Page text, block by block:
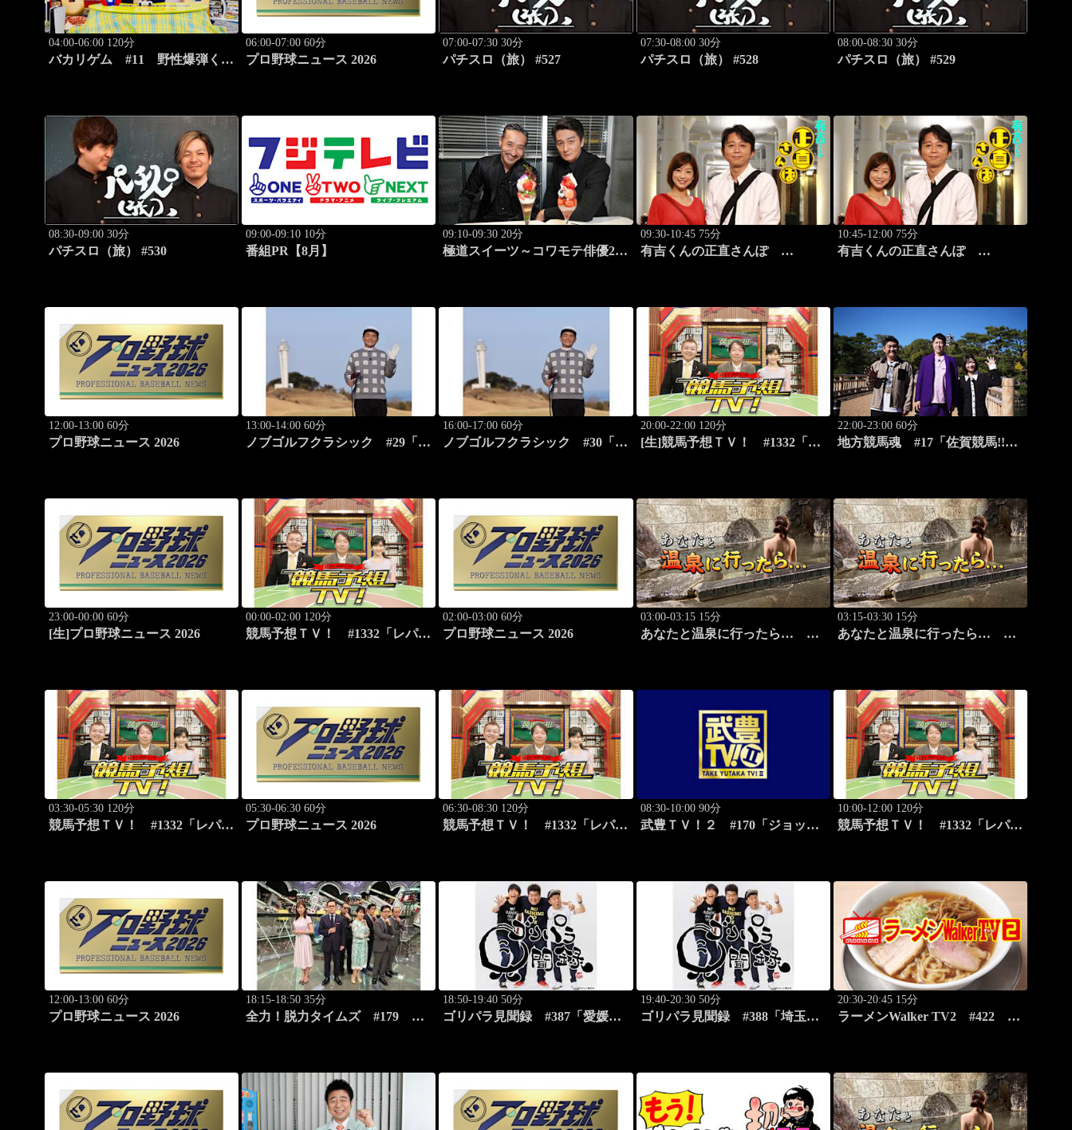
04:00-06:00 120分
バカリゲム #11 野性爆弾くっ
06:00-07:00 60分
プロ野球ニュース 2026
07:00-07:30 30分
パチスロ（旅） #527
07:30-08:00 30分
パチスロ（旅） #528
08:00-08:30 30分
パチスロ（旅） #529
08:30-09:00 30分
パチスロ（旅） #530
09:00-09:10 10分
番組PR【8月】
09:10-09:30 20分
極道スイーツ～コワモテ俳優2人
09:30-10:45 75分
有吉くんの正直さんぽ
10:45-12:00 75分
有吉くんの正直さんぽ
12:00-13:00 60分
プロ野球ニュース 2026
13:00-14:00 60分
ノブゴルフクラシック #29「清
16:00-17:00 60分
ノブゴルフクラシック #30「富
20:00-22:00 120分
[生]競馬予想ＴＶ！ #1332「レ
22:00-23:00 60分
地方競馬魂 #17「佐賀競馬!!九
23:00-00:00 60分
[生]プロ野球ニュース 2026
00:00-02:00 120分
競馬予想ＴＶ！ #1332「レパー
02:00-03:00 60分
プロ野球ニュース 2026
03:00-03:15 15分
あなたと温泉に行ったら…
03:15-03:30 15分
あなたと温泉に行ったら…
03:30-05:30 120分
競馬予想ＴＶ！ #1332「レパー
05:30-06:30 60分
プロ野球ニュース 2026
06:30-08:30 120分
競馬予想ＴＶ！ #1332「レパー
08:30-10:00 90分
武豊ＴＶ！２ #170「ジョッキ
10:00-12:00 120分
競馬予想ＴＶ！ #1332「レパー
12:00-13:00 60分
プロ野球ニュース 2026
18:15-18:50 35分
全力！脱力タイムズ #179
18:50-19:40 50分
ゴリパラ見聞録 #387「愛媛
19:40-20:30 50分
ゴリパラ見聞録 #388「埼玉
20:30-20:45 15分
ラーメンWalker TV2 #422 ラ